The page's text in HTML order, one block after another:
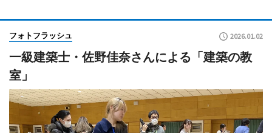
フォトフラッシュ 2026.01.02
一級建築士・佐野佳奈さんによる「建築の教
室」